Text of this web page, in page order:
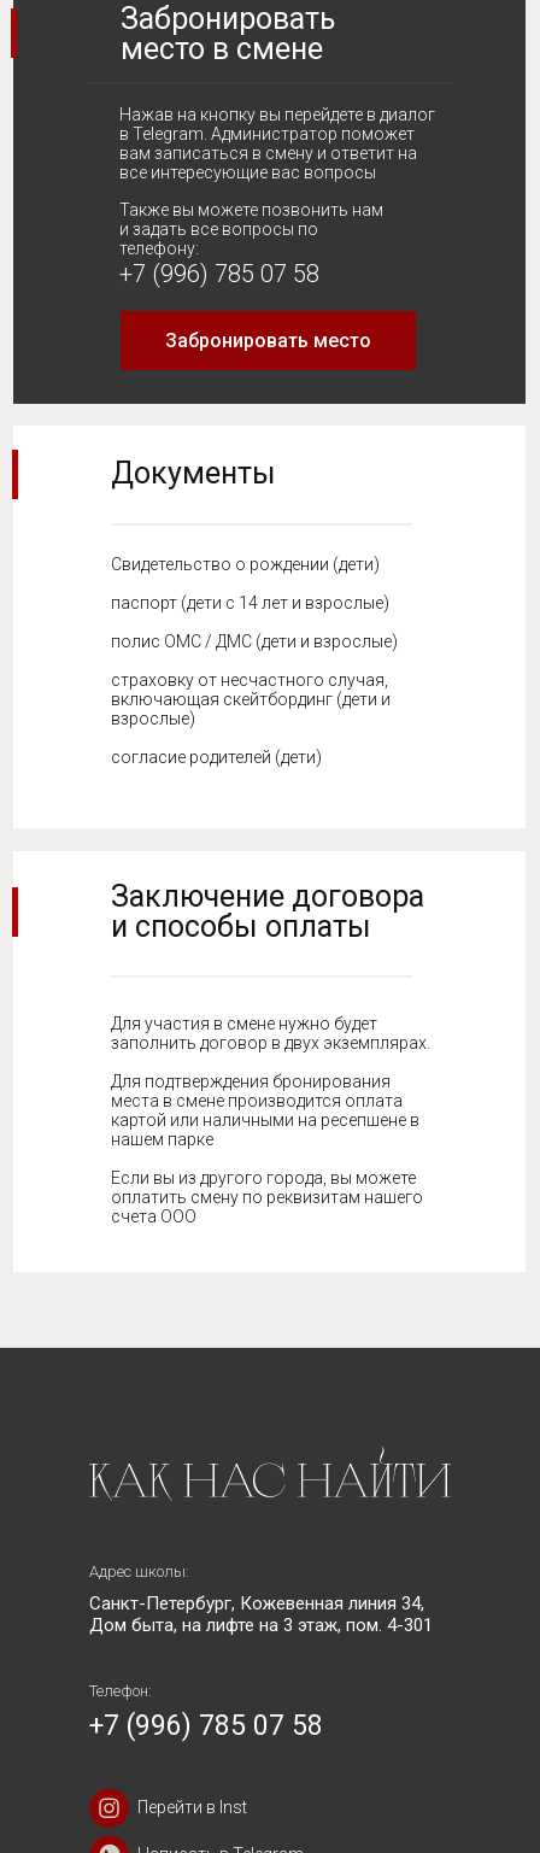
Забронировать
место в смене
+7 (996) 785 07 58
Также вы можете позвонить нам
и задать все вопросы по
телефону:
Нажав на кнопку вы перейдете в диалог
в Telegram. Администратор поможет
вам записаться в смену и ответит на
все интересующие вас вопросы
Документы
Свидетельство о рождении (дети)
паспорт (дети с 14 лет и взрослые)
полис ОМС / ДМС (дети и взрослые)
страховку от несчастного случая,
включающая скейтбординг (дети и
взрослые)
согласие родителей (дети)
Заключение договора
и способы оплаты
Для участия в смене нужно будет
заполнить договор в двух экземплярах.
Для подтверждения бронирования
места в смене производится оплата
картой или наличными на ресепшене в
нашем парке
Если вы из другого города, вы можете
оплатить смену по реквизитам нашего
счета ООО
Забронировать место
Санкт-Петербург, Кожевенная линия 34,
Дом быта, на лифте на 3 этаж, пом. 4-301
+7 (996) 785 07 58
Адрес школы:
Телефон:
Перейти в Inst